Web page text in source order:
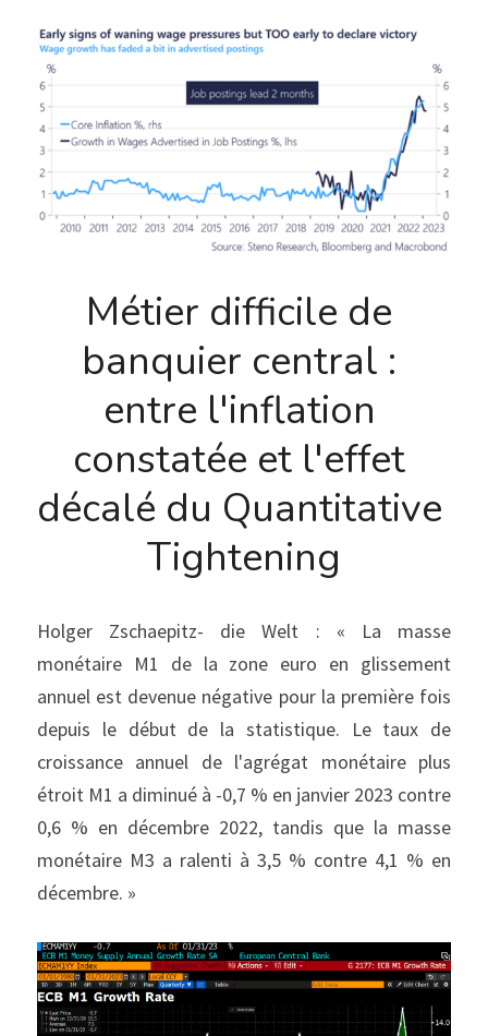
Métier difficile de
banquier central :
entre l'inflation
constatée et l'effet
décalé du Quantitative
Tightening
Holger Zschaepitz- die Welt : « La masse
monétaire M1 de la zone euro en glissement
annuel est devenue négative pour la première fois
depuis le début de la statistique. Le taux de
croissance annuel de l'agrégat monétaire plus
étroit M1 a diminué à -0,7 % en janvier 2023 contre
0,6 % en décembre 2022, tandis que la masse
monétaire M3 a ralenti à 3,5 % contre 4,1 % en
décembre. »